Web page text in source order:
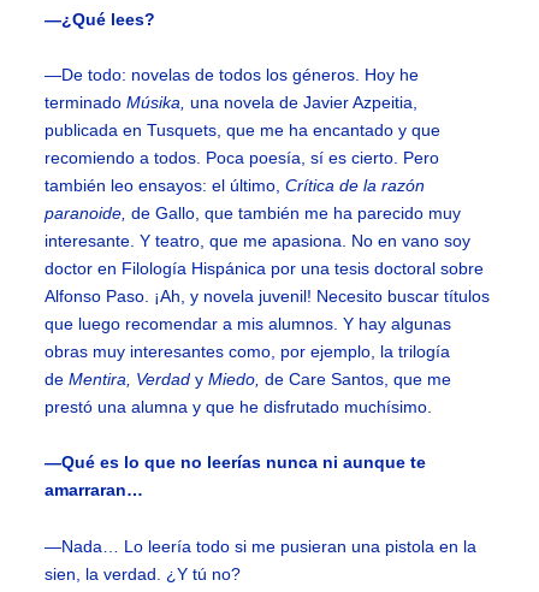
—¿Qué lees?
—De todo: novelas de todos los géneros. Hoy he
terminadoMúsika, una novela de Javier Azpeitia,
publicada en Tusquets, que me ha encantado y que
recomiendo a todos. Poca poesía, sí es cierto. Pero
también leo ensayos: el último,Crítica de la razón
paranoide, de Gallo, que también me ha parecido muy
interesante. Y teatro, que me apasiona. No en vano soy
doctor en Filología Hispánica por una tesis doctoral sobre
Alfonso Paso. ¡Ah, y novela juvenil! Necesito buscar títulos
que luego recomendar a mis alumnos. Y hay algunas
obras muy interesantes como, por ejemplo, la trilogía
deMentira, Verdad yMiedo, de Care Santos, que me
prestó una alumna y que he disfrutado muchísimo.
—Qué es lo que no leerías nunca ni aunque te
amarraran…
—Nada… Lo leería todo si me pusieran una pistola en la
sien, la verdad. ¿Y tú no?